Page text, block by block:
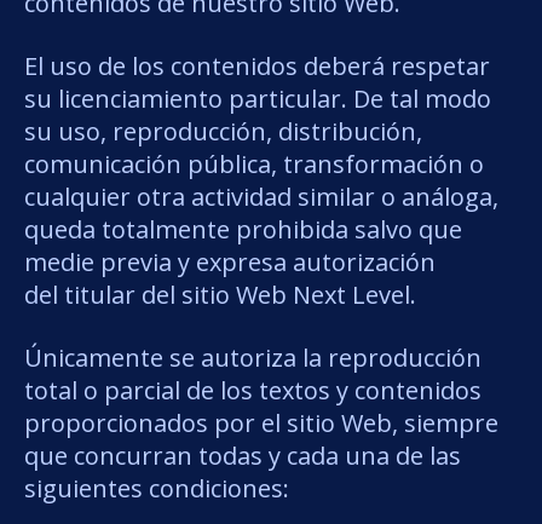
El uso de los contenidos deberá respetar
su licenciamiento particular. De tal modo
su uso, reproducción, distribución,
comunicación pública, transformación o
cualquier otra actividad similar o análoga,
queda totalmente prohibida salvo que
medie previa y expresa autorización
del titular del sitio Web Next Level.
Únicamente se autoriza la reproducción
total o parcial de los textos y contenidos
proporcionados por el sitio Web, siempre
que concurran todas y cada una de las
siguientes condiciones: